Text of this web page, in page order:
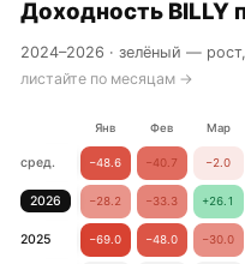
Доходность BILLY
2024–2026 ·зелёный —
листайте по месяцам →
Янв Фев Мар
сред. −48.6 −40.7 −2.0
2026 −28.2 −33.3 +26.1
2025 −69.0 −48.0 −30.0